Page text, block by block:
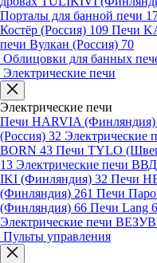
Порталы для банной печи
Костёр (Россия) 109 Печи
печи Вулкан (Россия) 70
Облицовки для банных
Электрические печи
Электрические печи
Печи HARVIA (Финляндия)
(Россия) 32 Электрические
BORN 43 Печи TYLO
13 Электрические печи ВВД
IKI (Финляндия) 32 Печи
(Финляндия) 261 Печи
(Финляндия) 66 Печи Lang
Электрические печи
Пульты управления